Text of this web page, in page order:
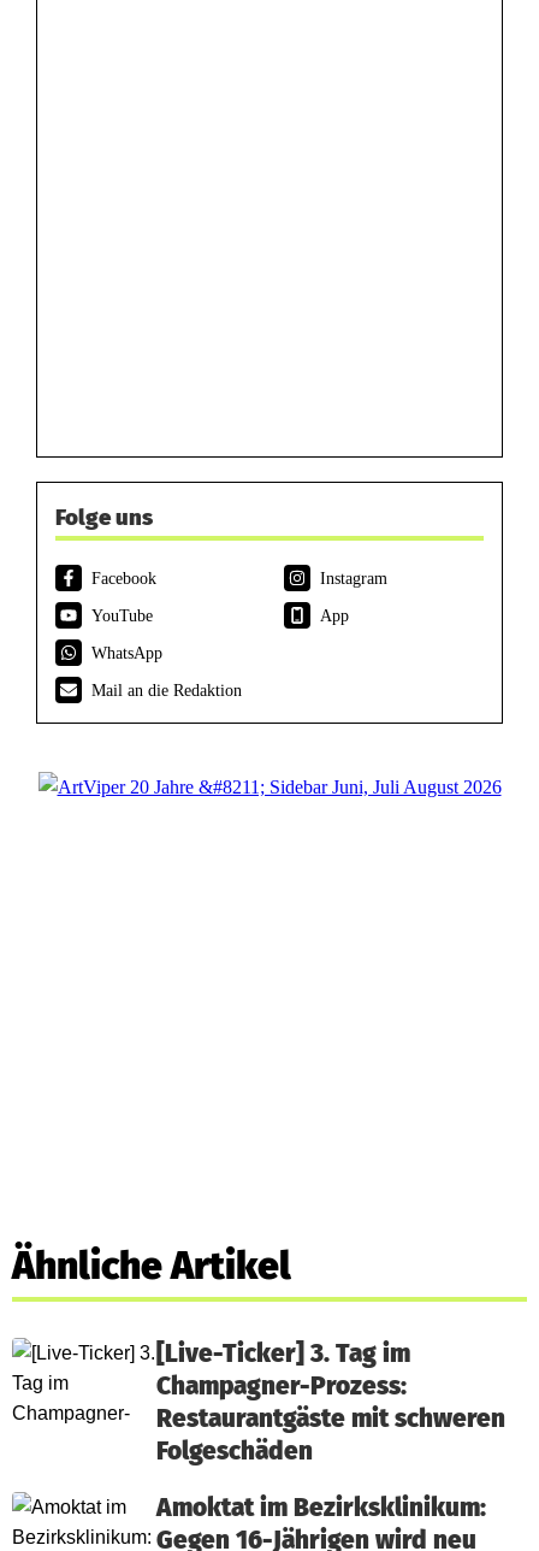
Folge uns
Facebook
Instagram
YouTube
App
WhatsApp
Mail an die Redaktion
Ähnliche Artikel
[Live-Ticker] 3. Tag im
Champagner-Prozess:
Restaurantgäste mit schweren
Folgeschäden
Amoktat im Bezirksklinikum:
Gegen 16-Jährigen wird neu